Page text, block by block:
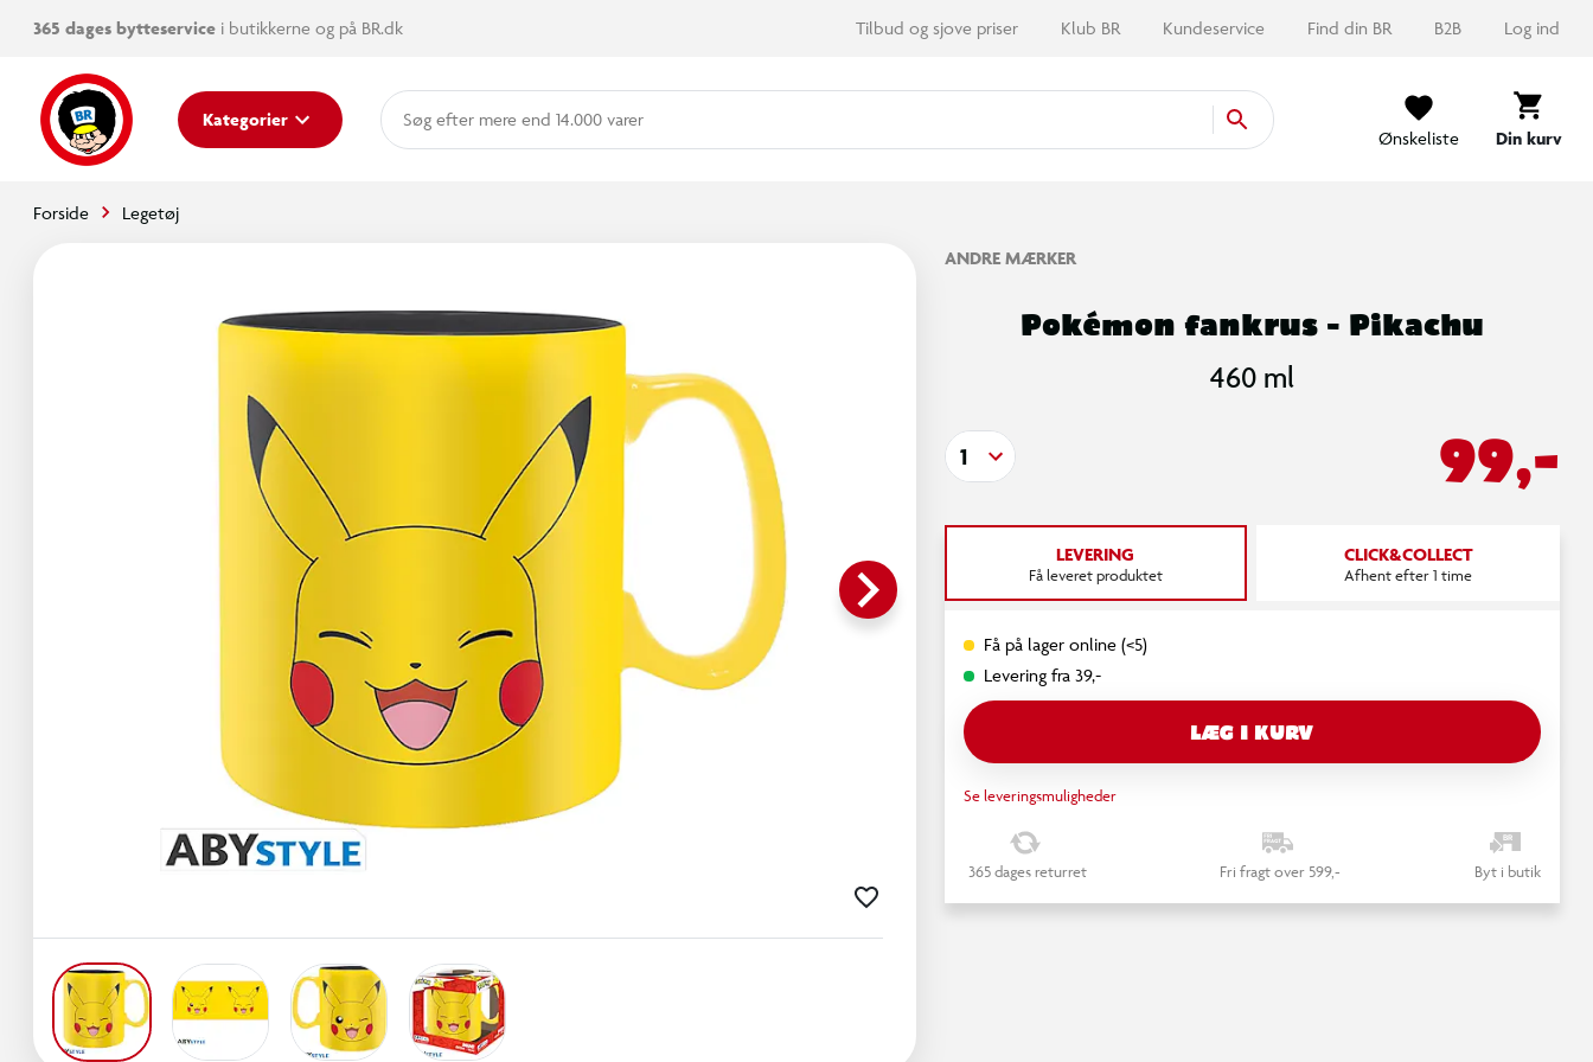
365 dages bytteservice i butikkerne og på BR.dk Tilbud og sjove priser Klub BR Kundeservice Find din BR B2B Log ind
Kategorier
mere end 14.000 varer
Ønskeliste
Din kurv
Forside Legetøj
keyboard_arrow_right
ANDRE MÆRKER
Pokémon fankrus - Pikachu
460 ml
99,-
1
LEVERING
Få leveret produktet
CLICK&COLLECT
Afhent efter 1 time
Få på lager online (<5)
Levering fra 39,-
LÆG I KURV
Se leveringsmuligheder
365 dages returret Fri fragt over 599,- Byt i butik